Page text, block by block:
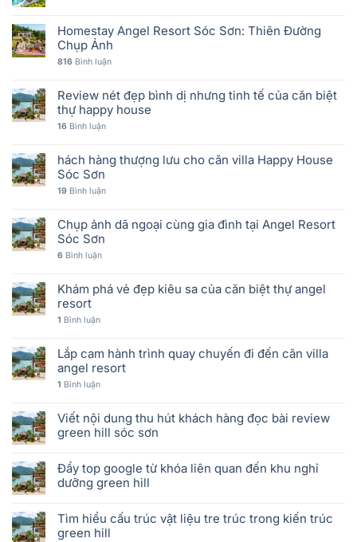
Homestay Angel Resort Sóc Sơn: Thiên Đường
Chụp Ảnh
816 Bình luận
Review nét đẹp bình dị nhưng tinh tế của căn biệt
thự happy house
16 Bình luận
hách hàng thượng lưu cho căn villa Happy House
Sóc Sơn
19 Bình luận
Chụp ảnh dã ngoại cùng gia đình tại Angel Resort
Sóc Sơn
6 Bình luận
Khám phá vẻ đẹp kiêu sa của căn biệt thự angel
resort
1 Bình luận
Lắp cam hành trình quay chuyến đi đến căn villa
angel resort
1 Bình luận
Viết nội dung thu hút khách hàng đọc bài review
green hill sóc sơn
Đẩy top google từ khóa liên quan đến khu nghỉ
dưỡng green hill
Tìm hiểu cấu trúc vật liệu tre trúc trong kiến trúc
green hill